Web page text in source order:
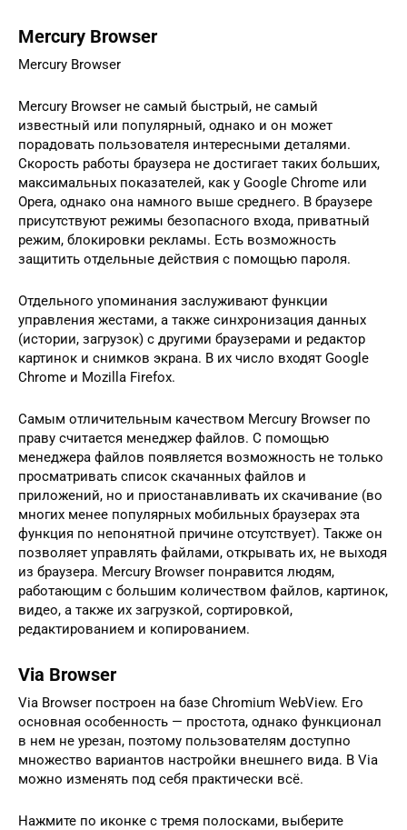
Mercury Browser
Mercury Browser
Mercury Browser не самый быстрый, не самый
известный или популярный, однако и он может
порадовать пользователя интересными деталями.
Скорость работы браузера не достигает таких больших,
максимальных показателей, как у Google Chrome или
Opera, однако она намного выше среднего. В браузере
присутствуют режимы безопасного входа, приватный
режим, блокировки рекламы. Есть возможность
защитить отдельные действия с помощью пароля.
Отдельного упоминания заслуживают функции
управления жестами, а также синхронизация данных
(истории, загрузок) с другими браузерами и редактор
картинок и снимков экрана. В их число входят Google
Chrome и Mozilla Firefox.
Самым отличительным качеством Mercury Browser по
праву считается менеджер файлов. С помощью
менеджера файлов появляется возможность не только
просматривать список скачанных файлов и
приложений, но и приостанавливать их скачивание (во
многих менее популярных мобильных браузерах эта
функция по непонятной причине отсутствует). Также он
позволяет управлять файлами, открывать их, не выходя
из браузера. Mercury Browser понравится людям,
работающим с большим количеством файлов, картинок,
видео, а также их загрузкой, сортировкой,
редактированием и копированием.
Via Browser
Via Browser построен на базе Chromium WebView. Его
основная особенность — простота, однако функционал
в нем не урезан, поэтому пользователям доступно
множество вариантов настройки внешнего вида. В Via
можно изменять под себя практически всё.
Нажмите по иконке с тремя полосками, выберите